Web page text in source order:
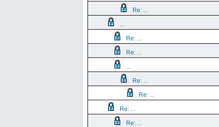
Re: ...
...
Re: ...
Re: ...
...
Re: ...
Re: ...
Re: ...
Re: ...